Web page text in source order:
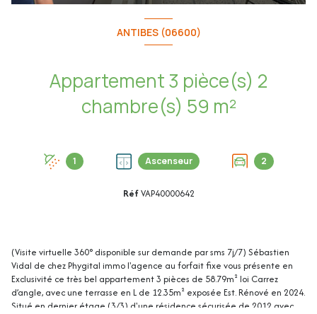
ANTIBES (06600)
Appartement 3 pièce(s) 2
chambre(s) 59 m²
1 Ascenseur 2
RéfVAP40000642
(Visite virtuelle 360° disponible sur demande par sms 7j/7) Sébastien
Vidal de chez Phygital immo l'agence au forfait fixe vous présente en
Exclusivité ce très bel appartement 3 pièces de 58.79m² loi Carrez
d’angle, avec une terrasse en L de 12.35m² exposée Est. Rénové en 2024.
Situé en dernier étage (3/3) d'une résidence sécurisée de 2012 avec